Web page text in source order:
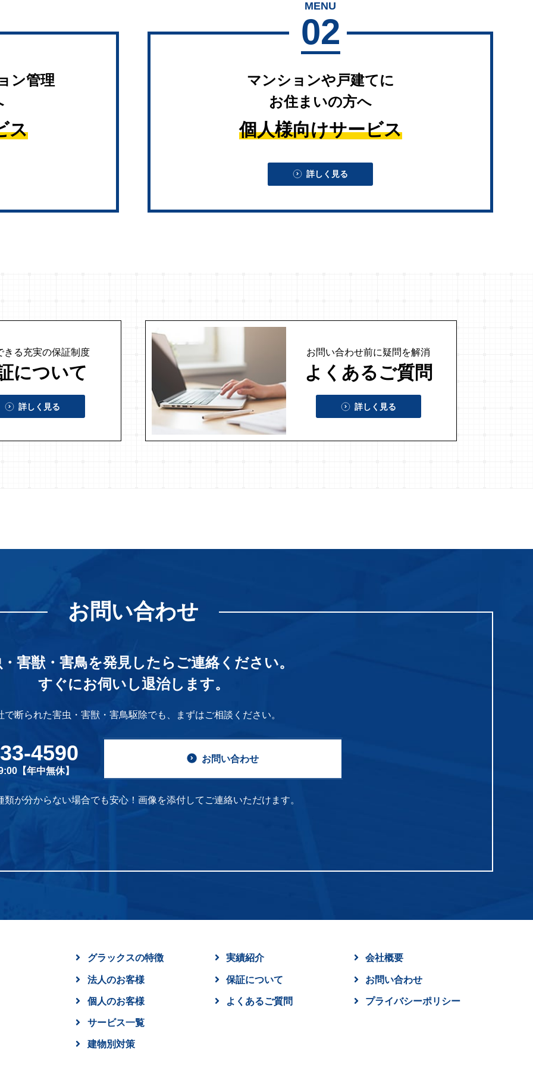
ン管理
ス
MENU
02
マンションや戸建てに
お住まいの方へ
個人様向けサービス
詳しく見る
きる充実の保証制度
について
詳しく見る
お問い合わせ前に疑問を解消
よくあるご質問
詳しく見る
お問い合わせ
害獣・害鳥を発見したらご連絡ください。
すぐにお伺いし退治します。
で断られた害虫・害獣・害鳥駆除でも、 まずはご相談ください。
4590
【年中無休】
お問い合わせ
類が分からない場合でも安心！画像を添付してご連絡いただけます。
グラックスの特徴
法人のお客様
個人のお客様
サービス一覧
建物別対策
実績紹介
保証について
よくあるご質問
会社概要
お問い合わせ
プライバシーポリシー